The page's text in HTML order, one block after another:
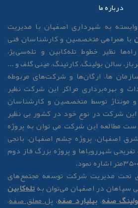
درباره ما
به شهرداری اصفهان با مدیریت
همراهی متخصصین و کارشناسان فنی
نظیر خطوط تله‌کابین و تله‌سی‌یژ،
سالن بولینگ، کارتینگ، مینی گلف و ...
ها، ارگان‌ها و شرکت‌های مربوطه
بهره‌برداری مراکز این شرکت نظیر
توسط متخصصین و کارشناسان
شرکت در نوع خود در کشور بی نظیر
این شرکت می توان به پروژه
پروژه چشم اصفهان، بانجی
شهررویاها و پروژه بزرگ فاز دوم
مدیریت شرکت توسعه مجتمع‌های
در اصفهان می‌توان بهتله‌کابین
صفه،بیلیارد صفه،پل معلق صفه،